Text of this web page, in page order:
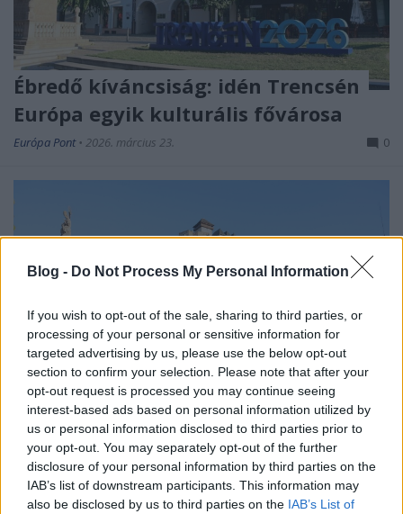
Blog - Do Not Process My Personal Information
If you wish to opt-out of the sale, sharing to third parties, or
processing of your personal or sensitive information for
targeted advertising by us, please use the below opt-out
section to confirm your selection. Please note that after your
opt-out request is processed you may continue seeing
interest-based ads based on personal information utilized by
us or personal information disclosed to third parties prior to
your opt-out. You may separately opt-out of the further
disclosure of your personal information by third parties on the
IAB’s list of downstream participants. This information may
also be disclosed by us to third parties on the IAB’s List of
Ébredő kíváncsiság: idén Trencsén
Európa egyik kulturális fővárosa
Európa Pont • 2026. március 23. 0
Idén a finnországiOulumellett a szlovákiai Trencsén
viselheti azEurópa Kulturális Fővárosa címet.
Programajánló.